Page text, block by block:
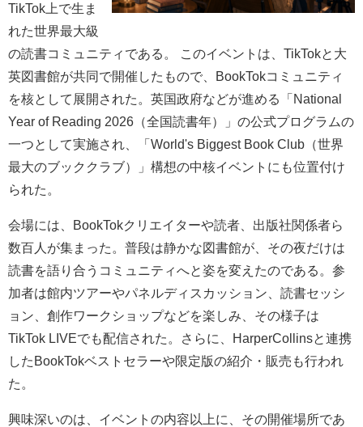
TikTok上で生ま
れた世界最大級
の読書コミュニティである。 このイベントは、TikTokと大
英図書館が共同で開催したもので、BookTokコミュニティ
を核として展開された。英国政府などが進める「National
Year of Reading 2026（全国読書年）」の公式プログラムの
一つとして実施され、「World's Biggest Book Club（世界
最大のブッククラブ）」構想の中核イベントにも位置付け
られた。
会場には、BookTokクリエイターや読者、出版社関係者ら
数百人が集まった。普段は静かな図書館が、その夜だけは
読書を語り合うコミュニティへと姿を変えたのである。参
加者は館内ツアーやパネルディスカッション、読書セッシ
ョン、創作ワークショップなどを楽しみ、その様子は
TikTok LIVEでも配信された。さらに、HarperCollinsと連携
したBookTokベストセラーや限定版の紹介・販売も行われ
た。
興味深いのは、イベントの内容以上に、その開催場所であ